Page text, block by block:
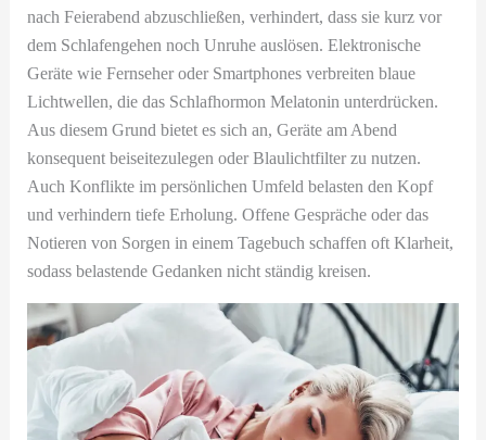
nach Feierabend abzuschließen, verhindert, dass sie kurz vor
dem Schlafengehen noch Unruhe auslösen. Elektronische
Geräte wie Fernseher oder Smartphones verbreiten blaue
Lichtwellen, die das Schlafhormon Melatonin unterdrücken.
Aus diesem Grund bietet es sich an, Geräte am Abend
konsequent beiseitezulegen oder Blaulichtfilter zu nutzen.
Auch Konflikte im persönlichen Umfeld belasten den Kopf
und verhindern tiefe Erholung. Offene Gespräche oder das
Notieren von Sorgen in einem Tagebuch schaffen oft Klarheit,
sodass belastende Gedanken nicht ständig kreisen.